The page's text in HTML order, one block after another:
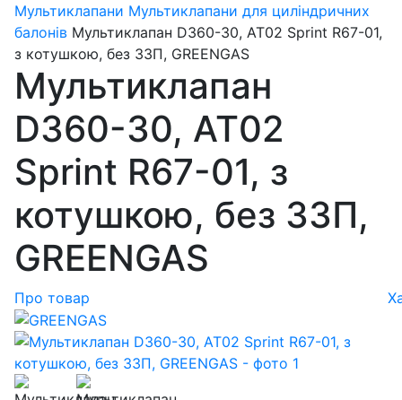
Мультиклапани Мультиклапани для циліндричних
балонів Мультиклапан D360-30, AT02 Sprint R67-01,
з котушкою, без ЗЗП, GREENGAS
Мультиклапан
D360-30, AT02
Sprint R67-01, з
котушкою, без ЗЗП,
GREENGAS
Про товар